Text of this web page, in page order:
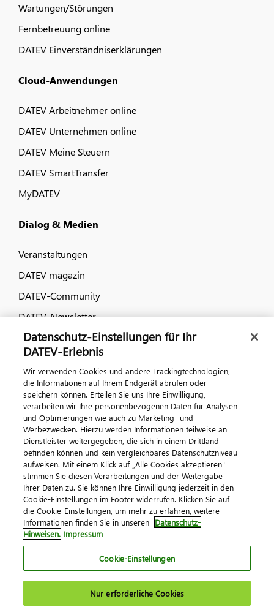
Wartungen/Störungen
Fernbetreuung online
DATEV Einverständniserklärungen
Cloud-Anwendungen
DATEV Arbeitnehmer online
DATEV Unternehmen online
DATEV Meine Steuern
DATEV SmartTransfer
MyDATEV
Dialog & Medien
Veranstaltungen
DATEV magazin
DATEV-Community
DATEV-Newsletter
Kontaktieren Sie uns
© 2026 DATEV eG
ImpressumDatenschutzAGB Kontakt
Cookie-Einstellungen
Datenschutz-Einstellungen für Ihr
DATEV-Erlebnis
Wir verwenden Cookies und andere Trackingtechnologien,
die Informationen auf Ihrem Endgerät abrufen oder
speichern können. Erteilen Sie uns Ihre Einwilligung,
verarbeiten wir Ihre personenbezogenen Daten für Analysen
und Optimierungen wie auch zu Marketing- und
Werbezwecken. Hierzu werden Informationen teilweise an
Dienstleister weitergegeben, die sich in einem Drittland
befinden können und kein vergleichbares Datenschutzniveau
aufweisen. Mit einem Klick auf „Alle Cookies akzeptieren"
stimmen Sie diesen Verarbeitungen und der Weitergabe
Ihrer Daten zu. Sie können Ihre Einwilligung jederzeit in den
Cookie-Einstellungen im Footer widerrufen. Klicken Sie auf
die Cookie-Einstellungen, um mehr zu erfahren, weitere
Informationen finden Sie in unseren Datenschutz-
Hinweisen. Impressum
Cookie-Einstellungen
Nur erforderliche Cookies